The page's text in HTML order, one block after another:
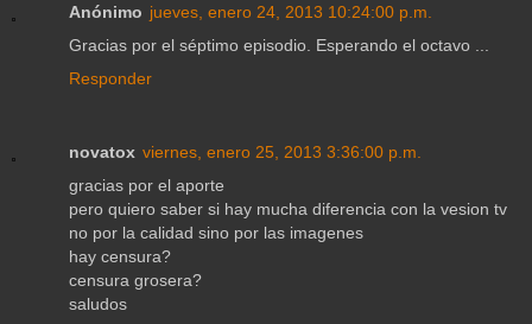
Anónimo jueves, enero 24, 2013 10:24:00 p.m.
Gracias por el séptimo episodio. Esperando el octavo ...
Responder
novatox viernes, enero 25, 2013 3:36:00 p.m.
gracias por el aporte
pero quiero saber si hay mucha diferencia con la vesion tv
no por la calidad sino por las imagenes
hay censura?
censura grosera?
saludos